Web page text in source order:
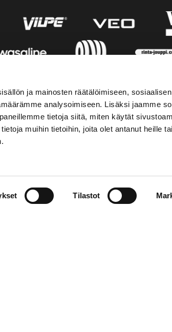
ja mainosten räätälöimiseen,
analysoimiseen. Lisäksi jaamme
tietoja siitä, miten käytät
muihin tietoihin, joita olet antanut heille
Tilastot
SOSIAALINEN
facebook